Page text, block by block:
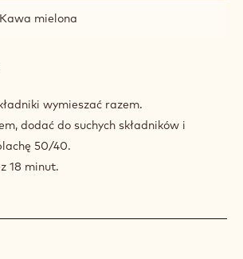
Kawa mielona
CAKE
wymieszać razem.
dodać do suchych składników i
50/40.
18 minut.